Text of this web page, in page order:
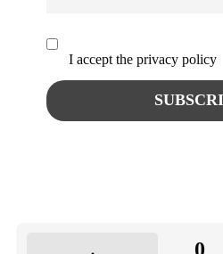
I accept the privacy policy
0